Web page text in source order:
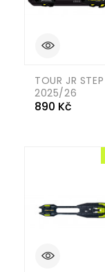
TOUR JR STEP
2025/26
890 Kč